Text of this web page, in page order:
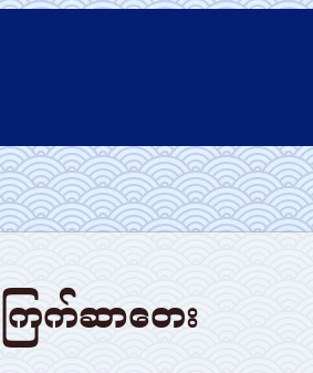
ကြက်ဆာတေး